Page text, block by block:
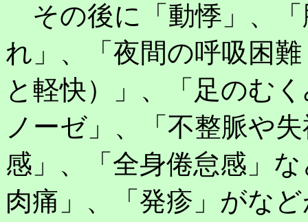
その後に「動悸」、「
れ」、「夜間の呼吸困
と軽快）」、「足のむ
ノーゼ」、「不整脈や
感」、「全身倦怠感」
肉痛」、「発疹」がな